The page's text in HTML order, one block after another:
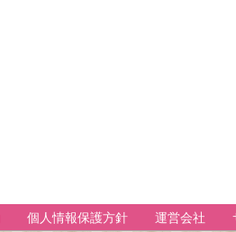
個人情報保護方針 運営会社